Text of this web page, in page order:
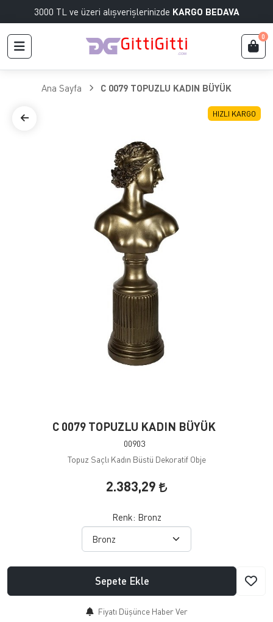
3000 TL ve üzeri alışverişlerinizde KARGO BEDAVA
0
Ana Sayfa C 0079 TOPUZLU KADIN BÜYÜK
HIZLI KARGO
C 0079 TOPUZLU KADIN BÜYÜK
00903
Topuz Saçlı Kadın Büstü Dekoratif Obje
2.383,29
Renk: Bronz
Sepete Ekle
Fiyatı Düşünce Haber Ver